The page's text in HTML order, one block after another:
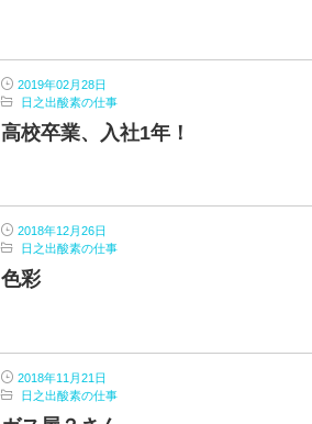
2019年02月28日
日之出酸素の仕事
高校卒業、入社1年！
2018年12月26日
日之出酸素の仕事
色彩
2018年11月21日
日之出酸素の仕事